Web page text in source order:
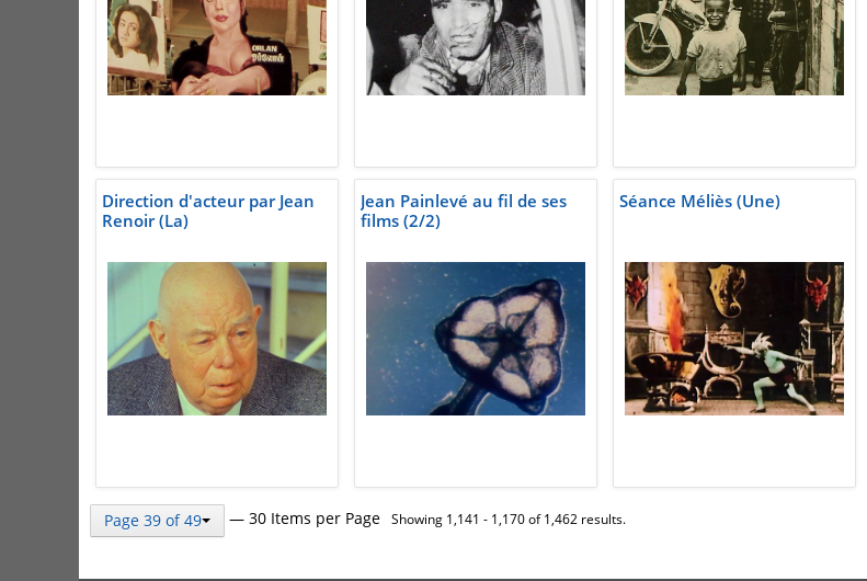
Direction d'acteur par Jean
Renoir (La)
Jean Painlevé au fil de ses
films (2/2)
Séance Méliès (Une)
Page 39 of 49 — 30 Items per Page Showing 1,141 - 1,170 of 1,462 results.